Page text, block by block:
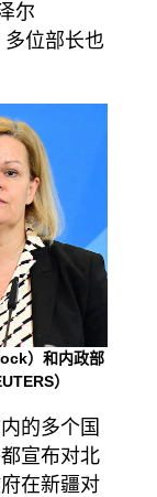
尔
多位部长也
）和内政部
）
的多个国
宣布对北
在新疆对